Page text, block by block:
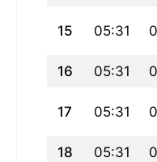
15 05:31
16 05:31
17 05:31
18 05:31